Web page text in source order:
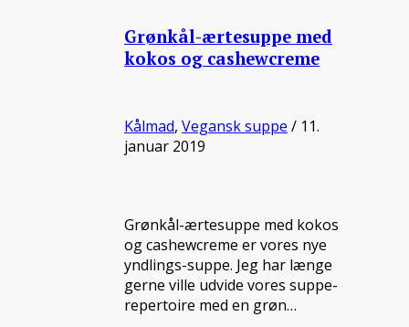
Grønkål-ærtesuppe med
kokos og cashewcreme
Kålmad, Vegansk suppe / 11.
januar 2019
Grønkål-ærtesuppe med kokos
og cashewcreme er vores nye
yndlings-suppe. Jeg har længe
gerne ville udvide vores suppe-
repertoire med en grøn…